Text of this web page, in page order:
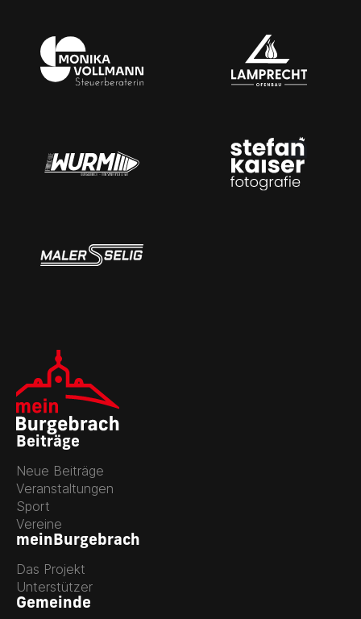
Beiträge
Neue Beiträge
Veranstaltungen
Sport
Vereine
meinBurgebrach
Das Projekt
Unterstützer
Gemeinde